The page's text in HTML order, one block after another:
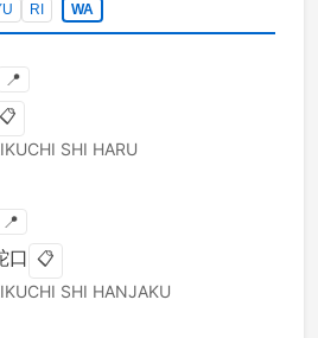
RI WA
📍
📋
SHI HARU
📍
口 📋
SHI HANJAKU